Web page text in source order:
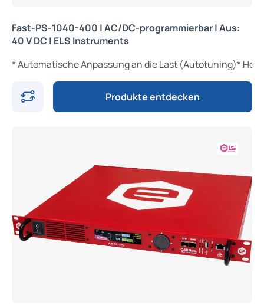
Fast-PS-1040-400 | AC/DC-programmierbar | Aus:
40 V DC | ELS Instruments
* Automatische Anpassung an die Last (Autotuning)*
Produkte entdecken